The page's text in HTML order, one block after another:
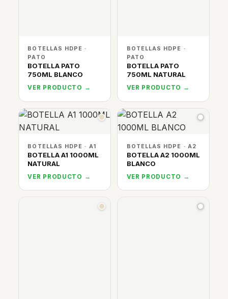
BOTELLAS HDPE ·
PATO
BOTELLA PATO
750ML BLANCO
VER PRODUCTO →
BOTELLAS HDPE ·
PATO
BOTELLA PATO
750ML NATURAL
VER PRODUCTO →
BOTELLAS HDPE · A1
BOTELLA A1 1000ML
NATURAL
VER PRODUCTO →
BOTELLAS HDPE · A2
BOTELLA A2 1000ML
BLANCO
VER PRODUCTO →